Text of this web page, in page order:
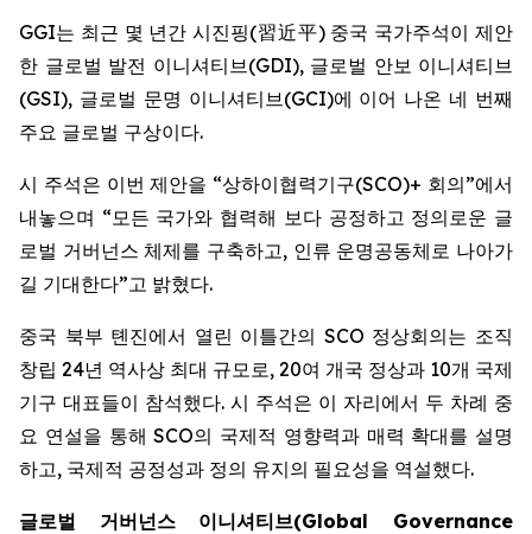
GGI는 최근 몇 년간 시진핑(習近平) 중국 국가주석이 제안
한 글로벌 발전 이니셔티브(GDI), 글로벌 안보 이니셔티브
(GSI), 글로벌 문명 이니셔티브(GCI)에 이어 나온 네 번째
주요 글로벌 구상이다.
시 주석은 이번 제안을 “상하이협력기구(SCO)+ 회의”에서
내놓으며 “모든 국가와 협력해 보다 공정하고 정의로운 글
로벌 거버넌스 체제를 구축하고, 인류 운명공동체로 나아가
길 기대한다”고 밝혔다.
중국 북부 톈진에서 열린 이틀간의 SCO 정상회의는 조직
창립 24년 역사상 최대 규모로, 20여 개국 정상과 10개 국제
기구 대표들이 참석했다. 시 주석은 이 자리에서 두 차례 중
요 연설을 통해 SCO의 국제적 영향력과 매력 확대를 설명
하고, 국제적 공정성과 정의 유지의 필요성을 역설했다.
글로벌 거버넌스 이니셔티브(Global Governance